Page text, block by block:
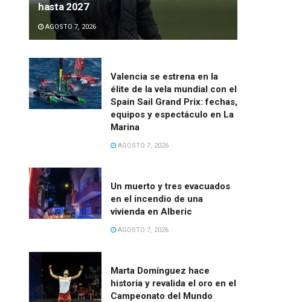
hasta 2027
AGOSTO 7, 2026
Valencia se estrena en la
élite de la vela mundial con el
Spain Sail Grand Prix: fechas,
equipos y espectáculo en La
Marina
AGOSTO 7, 2026
Un muerto y tres evacuados
en el incendio de una
vivienda en Alberic
AGOSTO 7, 2026
Marta Domínguez hace
historia y revalida el oro en el
Campeonato del Mundo